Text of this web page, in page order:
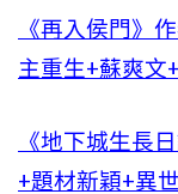
《再入侯門》
主重生+蘇爽文
《地下城生長
+題材新穎+異